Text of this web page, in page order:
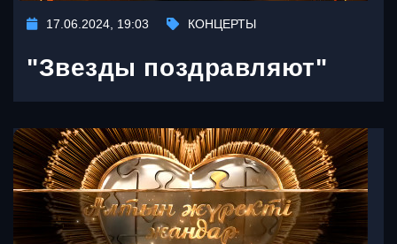
17.06.2024, 19:03 КОНЦЕРТЫ
"Звезды поздравляют"